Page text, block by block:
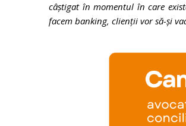
câștigat în momentul în care
facem banking, clienții vor să-și